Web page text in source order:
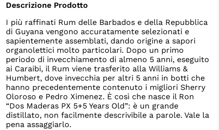
Descrizione Prodotto
I più raffinati Rum delle Barbados e della Repubblica
di Guyana vengono accuratamente selezionati e
sapientemente assemblati, dando origine a sapori
organolettici molto particolari. Dopo un primo
periodo di invecchiamento di almeno 5 anni, eseguito
ai Caraibi, il Rum viene trasferito alla Williams &
Humbert, dove invecchia per altri 5 anni in botti che
hanno precedentemente contenuto i migliori Sherry
Oloroso e Pedro Ximenez. È così che nasce il Ron
“Dos Maderas PX 5+5 Years Old”: è un grande
distillato, non facilmente descrivibile a parole. Vale la
pena assaggiarlo.